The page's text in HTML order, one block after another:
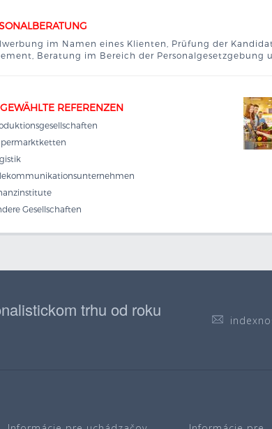
im Namen eines Klienten, Prüfung der
Beratung im Bereich der Personalgesetzgebung
REFERENZEN
Gesellschaften
trhu od roku